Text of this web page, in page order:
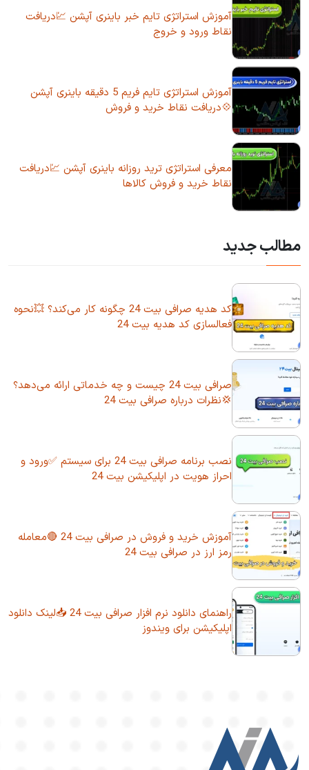
آموزش استراتژی تایم خبر باینری آپشن 💹دریافت
نقاط ورود و خروج
آموزش استراتژی تایم فریم 5 دقیقه باینری آپشن
💠دریافت نقاط خرید و فروش
معرفی استراتژی ترید روزانه باینری آپشن 💹دریافت
نقاط خرید و فروش کالاها
مطالب جدید
کد هدیه صرافی بیت 24 چگونه کار می‌کند؟ 💥نحوه
فعالسازی کد هدیه بیت 24
صرافی بیت 24 چیست و چه خدماتی ارائه می‌دهد؟
💢نظرات درباره صرافی بیت 24
نصب برنامه صرافی بیت 24 برای سیستم ✅ورود و
احراز هویت در اپلیکیشن بیت 24
آموزش خرید و فروش در صرافی بیت 24 🔴معامله
رمز ارز در صرافی بیت 24
راهنمای دانلود نرم افزار صرافی بیت 24 📥لینک دانلود
اپلیکیشن برای ویندوز